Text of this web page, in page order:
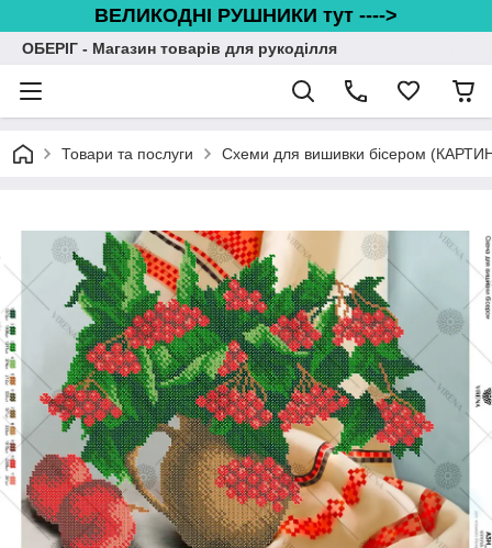
ВЕЛИКОДНІ РУШНИКИ тут ---->
ОБЕРІГ - Магазин товарів для рукоділля
Товари та послуги Схеми для вишивки бісером